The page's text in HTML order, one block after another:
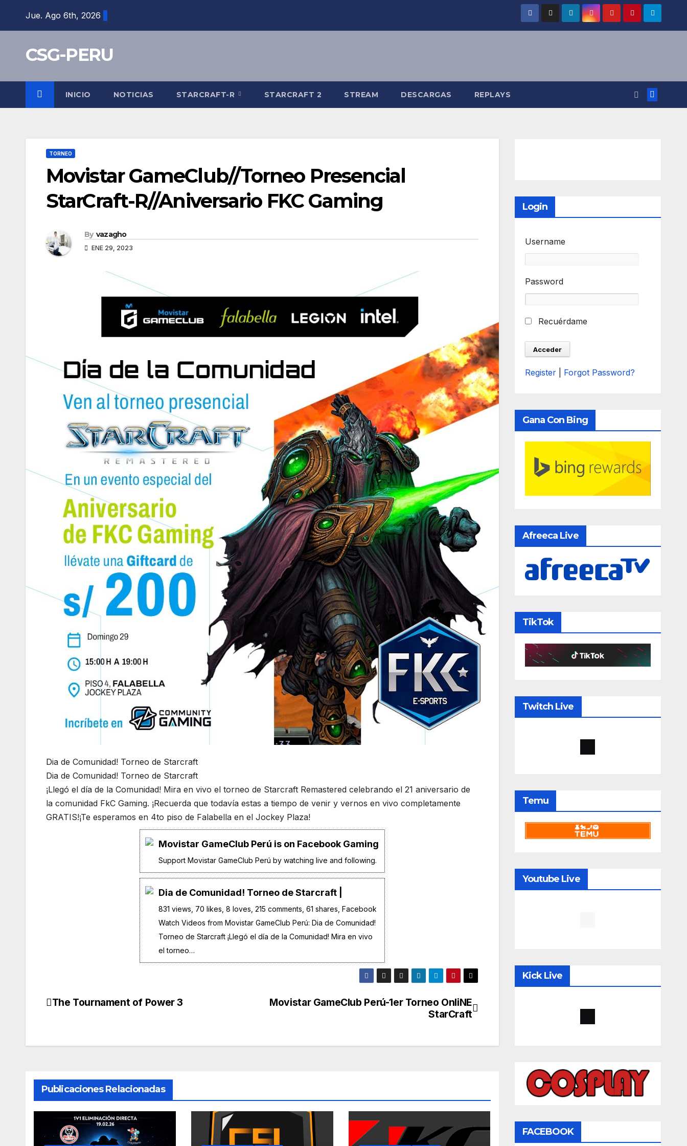
Jue. Ago 6th, 2026
CSG-PERU
INICIO NOTICIAS STARCRAFT-R STARCRAFT 2 STREAM DESCARGAS REPLAYS
TORNEO
Movistar GameClub//Torneo Presencial
StarCraft-R//Aniversario FKC Gaming
By vazagho
ENE 29, 2023
Dia de Comunidad! Torneo de Starcraft
Dia de Comunidad! Torneo de Starcraft
¡Llegó el día de la Comunidad! Mira en vivo el torneo de Starcraft Remastered celebrando el 21 aniversario de
la comunidad FkC Gaming. ¡Recuerda que todavía estas a tiempo de venir y vernos en vivo completamente
GRATIS!¡Te esperamos en 4to piso de Falabella en el Jockey Plaza!
Movistar GameClub Perú is on Facebook Gaming
Support Movistar GameClub Perú by watching live and following.
Dia de Comunidad! Torneo de Starcraft |
831 views, 70 likes, 8 loves, 215 comments, 61 shares, Facebook
Watch Videos from Movistar GameClub Perú: Dia de Comunidad!
Torneo de Starcraft ¡Llegó el día de la Comunidad! Mira en vivo
el torneo…
Navegación
entradas
Movistar GameClub Perú-1er Torneo OnliNE
StarCraft
The Tournament of Power 3
Publicaciones Relacionadas
Login
Username
Password
Recuérdame
Register Forgot Password?
Gana Con Bing
Afreeca Live
TikTok
Twitch Live
Temu
Youtube Live
Kick Live
FACEBOOK